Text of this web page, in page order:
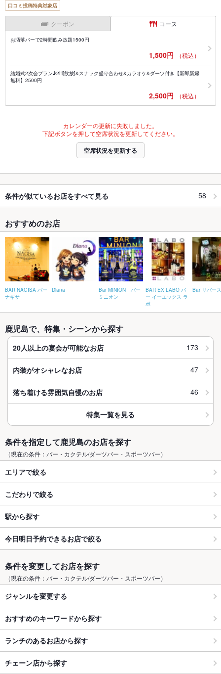
口コミ投稿特典対象店
クーポン コース
お洒落バーで2時間飲み放題1500円
1,500円 （税込）
結婚式2次会プラン♪2H[飲放]&スナック盛り合わせ&カラオケ&ダーツ付き【新郎新婦
無料】2500円
2,500円 （税込）
カレンダーの更新に失敗しました。
下記ボタンを押して空席状況を更新してください。
空席状況を更新する
条件が似ているお店をすべて見る 58
おすすめのお店
BAR NAGISA バー
ナギサ
Diana
Bar MINION バー
ミニオン
BAR EX LABO バ
ー イーエックス ラ
ボ
Bar リバース
鹿児島で、特集・シーンから探す
20人以上の宴会が可能なお店 173
内装がオシャレなお店 47
落ち着ける雰囲気自慢のお店 46
特集一覧を見る
条件を指定して鹿児島のお店を探す
（現在の条件：バー・カクテル/ダーツバー・スポーツバー）
エリアで絞る
こだわりで絞る
駅から探す
今日明日予約できるお店で絞る
条件を変更してお店を探す
（現在の条件：バー・カクテル/ダーツバー・スポーツバー）
ジャンルを変更する
おすすめのキーワードから探す
ランチのあるお店から探す
チェーン店から探す